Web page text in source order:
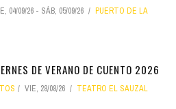
04/09/26 - SÁB, 05/09/26
PUERTO DE LA
DE VERANO DE CUENTO 2026
VIE, 28/08/26 TEATRO EL SAUZAL